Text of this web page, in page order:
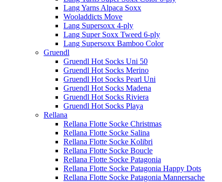
Lang Yarns Alpaca Soxx
Wooladdicts Move
Lang Supersoxx 4-ply
Lang Super Soxx Tweed 6-ply
Lang Supersoxx Bamboo Color
Gruendl
Gruendl Hot Socks Uni 50
Gruendl Hot Socks Merino
Gruendl Hot Socks Pearl Uni
Gruendl Hot Socks Madena
Gruendl Hot Socks Riviera
Gruendl Hot Socks Playa
Rellana
Rellana Flotte Socke Christmas
Rellana Flotte Socke Salina
Rellana Flotte Socke Kolibri
Rellana Flotte Socke Boucle
Rellana Flotte Socke Patagonia
Rellana Flotte Socke Patagonia Happy Dots
Rellana Flotte Socke Patagonia Mannersache